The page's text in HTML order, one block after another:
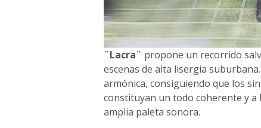
¨Lacra¨ propone un recorrido
escenas de alta lisergia
armónica, consiguiendo que los
constituyan un todo coherente y a
amplia paleta sonora.